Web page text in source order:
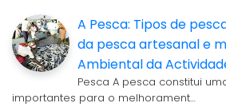
A Pesca: Tipos de
da pesca artesanal e
Ambiental da
Pesca A pesca constitui
importantes para o melhorament…